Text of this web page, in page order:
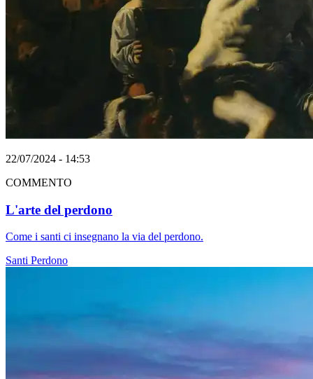
22/07/2024 - 14:53
COMMENTO
L'arte del perdono
Come i santi ci insegnano la via del perdono.
Santi Perdono